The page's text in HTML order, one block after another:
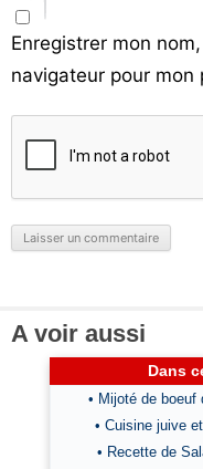
Enregistrer mon
navigateur pour mon
A voir aussi
Dans
• Mijoté de
• Cuisine juive
• Recette de